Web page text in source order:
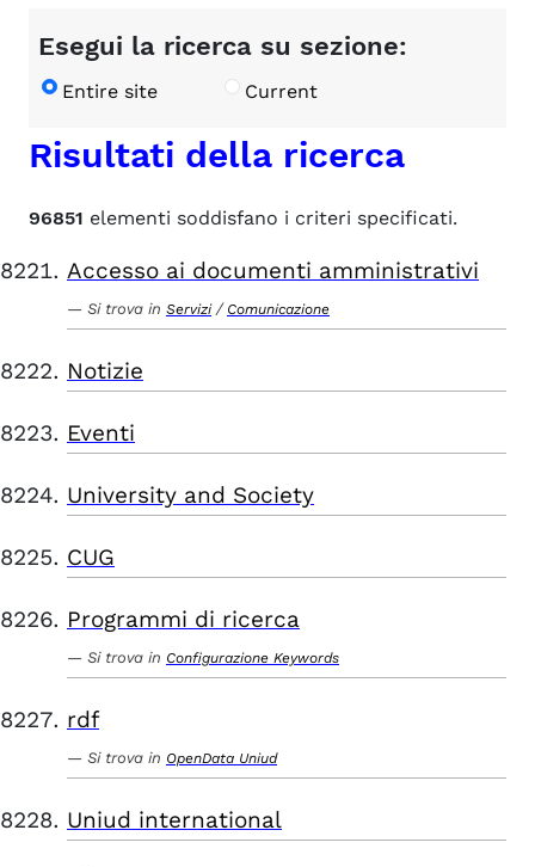
Esegui la ricerca su sezione:
Entire site Current
Risultati della ricerca
96851 elementi soddisfano i criteri specificati.
Accesso ai documenti amministrativi
Si trova in Servizi / Comunicazione
Notizie
Eventi
University and Society
CUG
Programmi di ricerca
Si trova in Configurazione Keywords
rdf
Si trova in OpenData Uniud
Uniud international